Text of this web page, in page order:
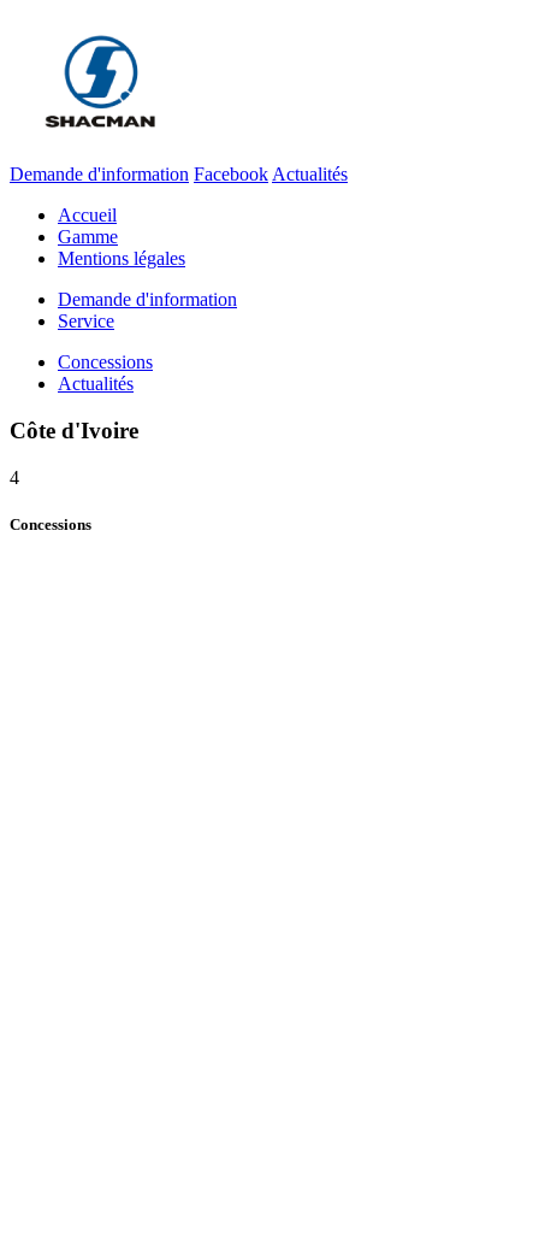
Demande d'information FacebookActualités
Accueil
Gamme
Mentions légales
Demande d'information
Service
Concessions
Actualités
Côte d'Ivoire
4
Concessions